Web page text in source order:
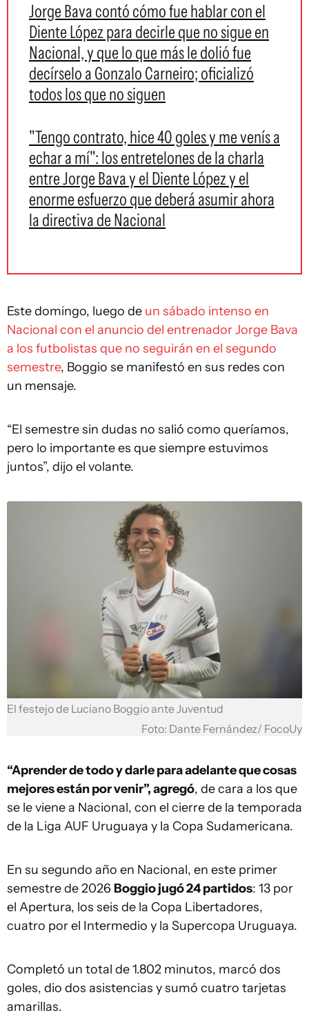
Jorge Bava contó cómo fue hablar con el
Diente López para decirle que no sigue en
Nacional, y que lo que más le dolió fue
decírselo a Gonzalo Carneiro; oficializó
todos los que no siguen
"Tengo contrato, hice 40 goles y me venís a
echar a mí": los entretelones de la charla
entre Jorge Bava y el Diente López y el
enorme esfuerzo que deberá asumir ahora
la directiva de Nacional
Este domingo, luego de un sábado intenso en
Nacional con el anuncio del entrenador Jorge Bava
a los futbolistas que no seguirán en el segundo
semestre, Boggio se manifestó en sus redes con
un mensaje.
“El semestre sin dudas no salió como queríamos,
pero lo importante es que siempre estuvimos
juntos”, dijo el volante.
El festejo de Luciano Boggio ante Juventud
Foto: Dante Fernández/ FocoUy
“Aprender de todo y darle para adelante que cosas
mejores están por venir”, agregó, de cara a los que
se le viene a Nacional, con el cierre de la temporada
de la Liga AUF Uruguaya y la Copa Sudamericana.
En su segundo año en Nacional, en este primer
semestre de 2026 Boggio jugó 24 partidos: 13 por
el Apertura, los seis de la Copa Libertadores,
cuatro por el Intermedio y la Supercopa Uruguaya.
Completó un total de 1.802 minutos, marcó dos
goles, dio dos asistencias y sumó cuatro tarjetas
amarillas.